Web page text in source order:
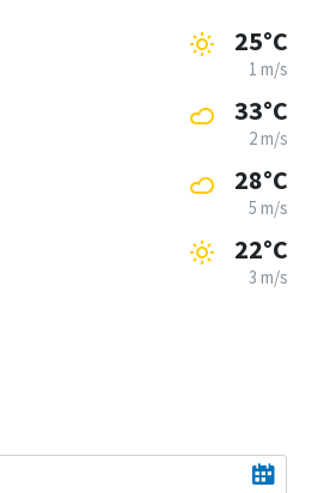
25°C
1 m/s
33°C
2 m/s
28°C
5 m/s
22°C
3 m/s